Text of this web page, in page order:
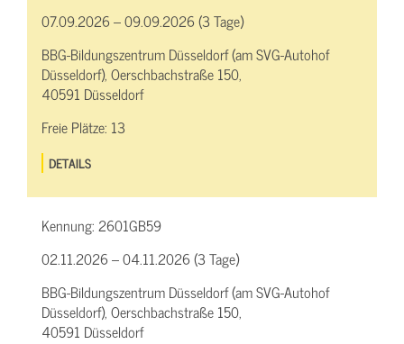
07.09.2026 – 09.09.2026 (3 Tage)
BBG-Bildungszentrum Düsseldorf (am SVG-Autohof
Düsseldorf), Oerschbachstraße 150,
40591 Düsseldorf
Freie Plätze: 13
DETAILS
Kennung:2601GB59
02.11.2026 – 04.11.2026 (3 Tage)
BBG-Bildungszentrum Düsseldorf (am SVG-Autohof
Düsseldorf), Oerschbachstraße 150,
40591 Düsseldorf